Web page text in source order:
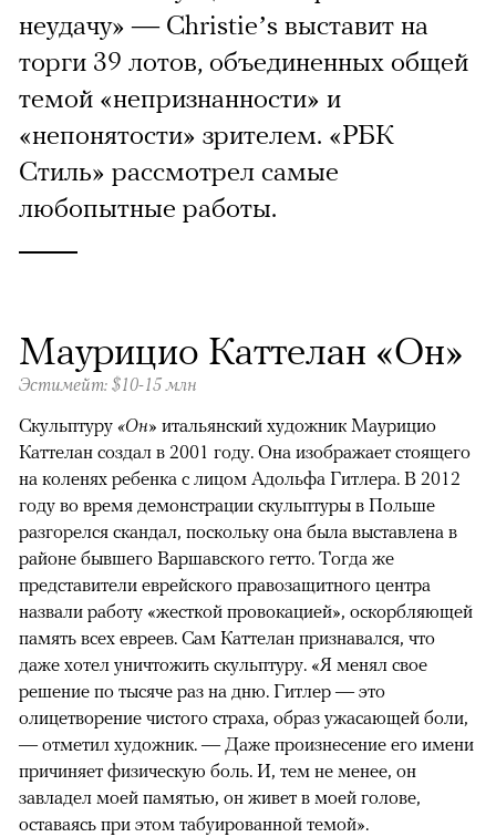
неудачу» — Christie’s выставит на
торги 39 лотов, объединенных общей
темой «непризнанности» и
«непонятости» зрителем. «РБК
Стиль» рассмотрел самые
любопытные работы.
Маурицио Каттелан «Он»
Эстимейт: $10-15 млн
Скульптуру «Он» итальянский художник Маурицио
Каттелан создал в 2001 году. Она изображает стоящего
на коленях ребенка с лицом Адольфа Гитлера. В 2012
году во время демонстрации скульптуры в Польше
разгорелся скандал, поскольку она была выставлена в
районе бывшего Варшавского гетто. Тогда же
представители еврейского правозащитного центра
назвали работу «жесткой провокацией», оскорбляющей
память всех евреев. Сам Каттелан признавался, что
даже хотел уничтожить скульптуру. «Я менял свое
решение по тысяче раз на дню. Гитлер — это
олицетворение чистого страха, образ ужасающей боли,
— отметил художник. — Даже произнесение его имени
причиняет физическую боль. И, тем не менее, он
завладел моей памятью, он живет в моей голове,
оставаясь при этом табуированной темой».